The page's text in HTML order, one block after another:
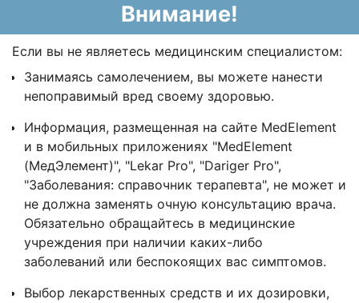
Внимание!
Если вы не являетесь медицинским специалистом:
Занимаясь самолечением, вы можете нанести
непоправимый вред своему здоровью.
Информация, размещенная на сайте MedElement
и в мобильных приложениях "MedElement
(МедЭлемент)", "Lekar Pro", "Dariger Pro",
"Заболевания: справочник терапевта", не может и
не должна заменять очную консультацию врача.
Обязательно обращайтесь в медицинские
учреждения при наличии каких-либо
заболеваний или беспокоящих вас симптомов.
Выбор лекарственных средств и их дозировки,